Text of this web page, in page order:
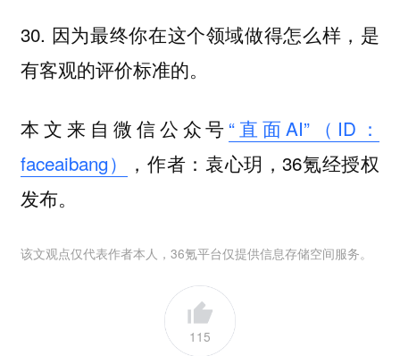
30. 因为最终你在这个领域做得怎么样，是
有客观的评价标准的。
本文来自微信公众号 “直面AI”（ID：
faceaibang）
，作者：袁心玥，36氪经授权
发布。
该文观点仅代表作者本人，36氪平台仅提供信息存储空间服务。
115